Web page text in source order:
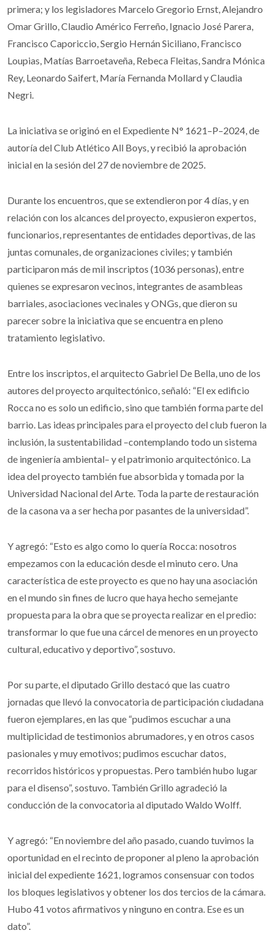
primera; y los legisladores Marcelo Gregorio Ernst, Alejandro
Omar Grillo, Claudio Américo Ferreño, Ignacio José Parera,
Francisco Caporiccio, Sergio Hernán Siciliano, Francisco
Loupias, Matías Barroetaveña, Rebeca Fleitas, Sandra Mónica
Rey, Leonardo Saifert, María Fernanda Mollard y Claudia
Negri.
La iniciativa se originó en el Expediente N° 1621–P–2024, de
autoría del Club Atlético All Boys, y recibió la aprobación
inicial en la sesión del 27 de noviembre de 2025.
Durante los encuentros, que se extendieron por 4 días, y en
relación con los alcances del proyecto, expusieron expertos,
funcionarios, representantes de entidades deportivas, de las
juntas comunales, de organizaciones civiles; y también
participaron más de mil inscriptos (1036 personas), entre
quienes se expresaron vecinos, integrantes de asambleas
barriales, asociaciones vecinales y ONGs, que dieron su
parecer sobre la iniciativa que se encuentra en pleno
tratamiento legislativo.
Entre los inscriptos, el arquitecto Gabriel De Bella, uno de los
autores del proyecto arquitectónico, señaló: “El ex edificio
Rocca no es solo un edificio, sino que también forma parte del
barrio. Las ideas principales para el proyecto del club fueron la
inclusión, la sustentabilidad –contemplando todo un sistema
de ingeniería ambiental– y el patrimonio arquitectónico. La
idea del proyecto también fue absorbida y tomada por la
Universidad Nacional del Arte. Toda la parte de restauración
de la casona va a ser hecha por pasantes de la universidad”.
Y agregó: “Esto es algo como lo quería Rocca: nosotros
empezamos con la educación desde el minuto cero. Una
característica de este proyecto es que no hay una asociación
en el mundo sin fines de lucro que haya hecho semejante
propuesta para la obra que se proyecta realizar en el predio:
transformar lo que fue una cárcel de menores en un proyecto
cultural, educativo y deportivo”, sostuvo.
Por su parte, el diputado Grillo destacó que las cuatro
jornadas que llevó la convocatoria de participación ciudadana
fueron ejemplares, en las que “pudimos escuchar a una
multiplicidad de testimonios abrumadores, y en otros casos
pasionales y muy emotivos; pudimos escuchar datos,
recorridos históricos y propuestas. Pero también hubo lugar
para el disenso”, sostuvo. También Grillo agradeció la
conducción de la convocatoria al diputado Waldo Wolff.
Y agregó: “En noviembre del año pasado, cuando tuvimos la
oportunidad en el recinto de proponer al pleno la aprobación
inicial del expediente 1621, logramos consensuar con todos
los bloques legislativos y obtener los dos tercios de la cámara.
Hubo 41 votos afirmativos y ninguno en contra. Ese es un
dato”.